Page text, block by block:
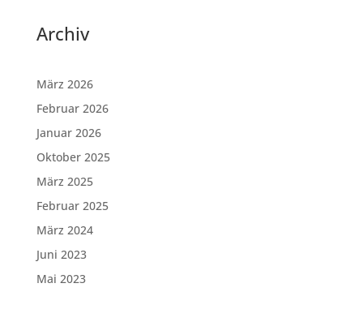
Archiv
März 2026
Februar 2026
Januar 2026
Oktober 2025
März 2025
Februar 2025
März 2024
Juni 2023
Mai 2023